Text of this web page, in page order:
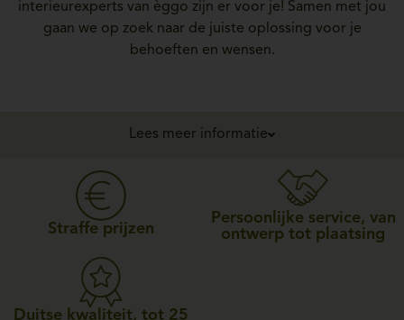
interieurexperts van èggo zijn er voor je! Samen met jou
gaan we op zoek naar de juiste oplossing voor je
behoeften en wensen.
Lees meer informatie
Straffe prijzen
Persoonlijke service, van
ontwerp tot plaatsing
Duitse kwaliteit, tot 25